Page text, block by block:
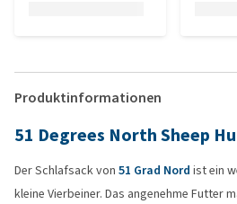
Produktinformationen
51 Degrees North Sheep
Der Schlafsack von 51 Grad Nord ist ein
kleine Vierbeiner. Das angenehme Futter